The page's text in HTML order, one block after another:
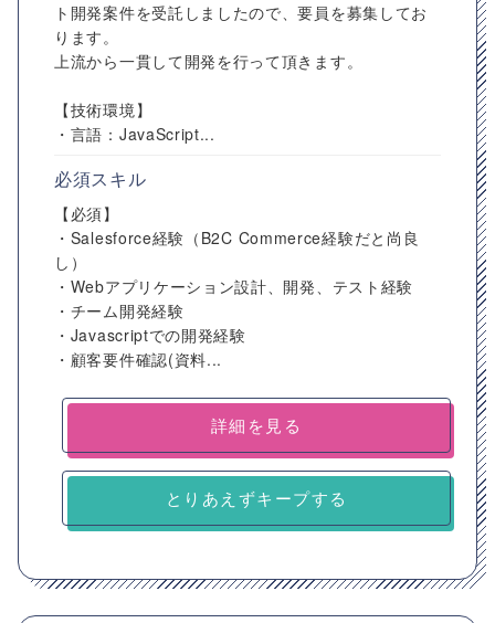
ト開発案件を受託しましたので、要員を募集してお
ります。
上流から一貫して開発を行って頂きます。
【技術環境】
・言語：JavaScript...
必須スキル
【必須】
・Salesforce経験（B2C Commerce経験だと尚良
し）
・Webアプリケーション設計、開発、テスト経験
・チーム開発経験
・Javascriptでの開発経験
・顧客要件確認(資料...
詳細を見る
とりあえずキープする